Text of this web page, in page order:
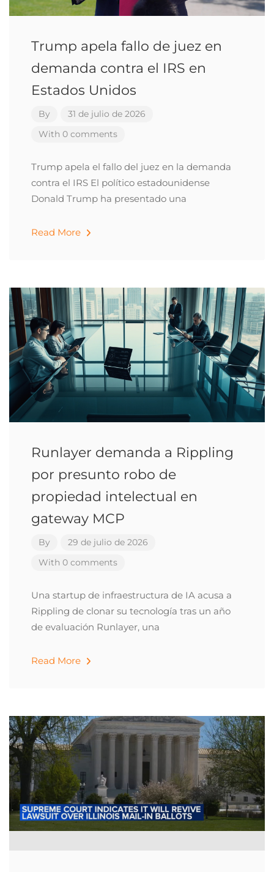
Trump apela fallo de juez en
demanda contra el IRS en
Estados Unidos
By
31 de julio de 2026
With 0 comments
Trump apela el fallo del juez en la demanda
contra el IRS El político estadounidense
Donald Trump ha presentado una
Read More
Runlayer demanda a Rippling
por presunto robo de
propiedad intelectual en
gateway MCP
By
29 de julio de 2026
With 0 comments
Una startup de infraestructura de IA acusa a
Rippling de clonar su tecnología tras un año
de evaluación Runlayer, una
Read More